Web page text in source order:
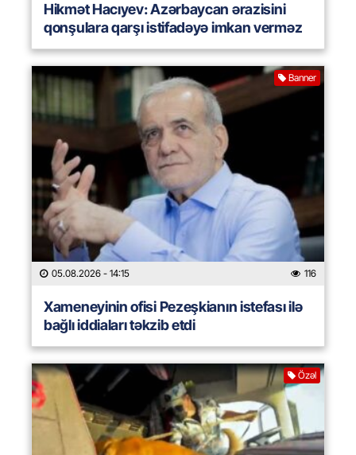
Hikmət Hacıyev: Azərbaycan ərazisini
qonşulara qarşı istifadəyə imkan verməz
Banner
05.08.2026 - 14:15 116
Xameneyinin ofisi Pezeşkianın istefası ilə
bağlı iddiaları təkzib etdi
Özəl